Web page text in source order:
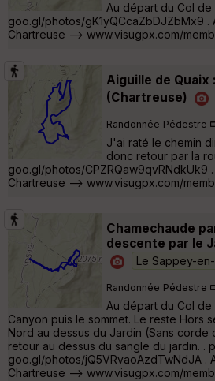
Au départ du Col de
goo.gl/photos/gK1yQCcaZbDJZbMx9 .
Chartreuse --> www.visugpx.com/
Aiguille de
(Chartreuse)
Randonnée Pédestre
J'ai raté le chemin
donc retour par la
goo.gl/photos/CPZRQaw9qvRNdkUk9
Chartreuse --> www.visugpx.com/
Chamechaude
descente par le
Le Sappey-
Randonnée Pédestre
Au départ du Col
Canyon puis le sommet. Le reste Hors
Nord au dessus du Jardin (Sans corde
retour au dessus du sangle du jardin. .
goo.gl/photos/jQ5VRvaoAzdTwNdJA .
Chartreuse --> www.visugpx.com/